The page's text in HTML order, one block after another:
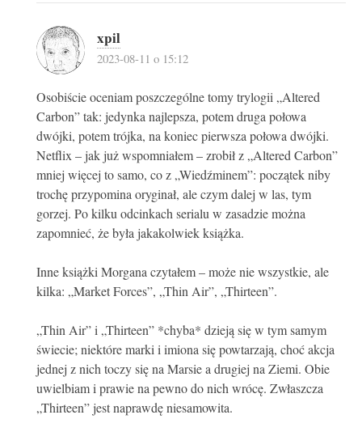
xpil
2023-08-11 o 15:12
Osobiście oceniam poszczególne tomy trylogii „Altered
Carbon” tak: jedynka najlepsza, potem druga połowa
dwójki, potem trójka, na koniec pierwsza połowa dwójki.
Netflix – jak już wspomniałem – zrobił z „Altered Carbon”
mniej więcej to samo, co z „Wiedźminem”: początek niby
trochę przypomina oryginał, ale czym dalej w las, tym
gorzej. Po kilku odcinkach serialu w zasadzie można
zapomnieć, że była jakakolwiek książka.
Inne książki Morgana czytałem – może nie wszystkie, ale
kilka: „Market Forces”, „Thin Air”, „Thirteen”.
„Thin Air” i „Thirteen” *chyba* dzieją się w tym samym
świecie; niektóre marki i imiona się powtarzają, choć akcja
jednej z nich toczy się na Marsie a drugiej na Ziemi. Obie
uwielbiam i prawie na pewno do nich wrócę. Zwłaszcza
„Thirteen” jest naprawdę niesamowita.